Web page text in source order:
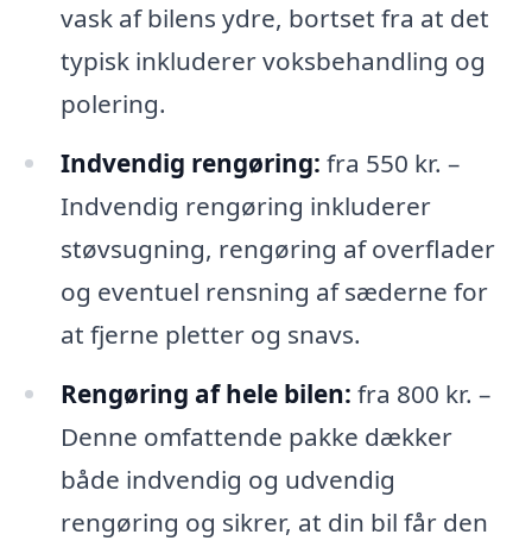
vask af bilens ydre, bortset fra at det
typisk inkluderer voksbehandling og
polering.
Indvendig rengøring: fra 550 kr. –
Indvendig rengøring inkluderer
støvsugning, rengøring af overflader
og eventuel rensning af sæderne for
at fjerne pletter og snavs.
Rengøring af hele bilen: fra 800 kr. –
Denne omfattende pakke dækker
både indvendig og udvendig
rengøring og sikrer, at din bil får den